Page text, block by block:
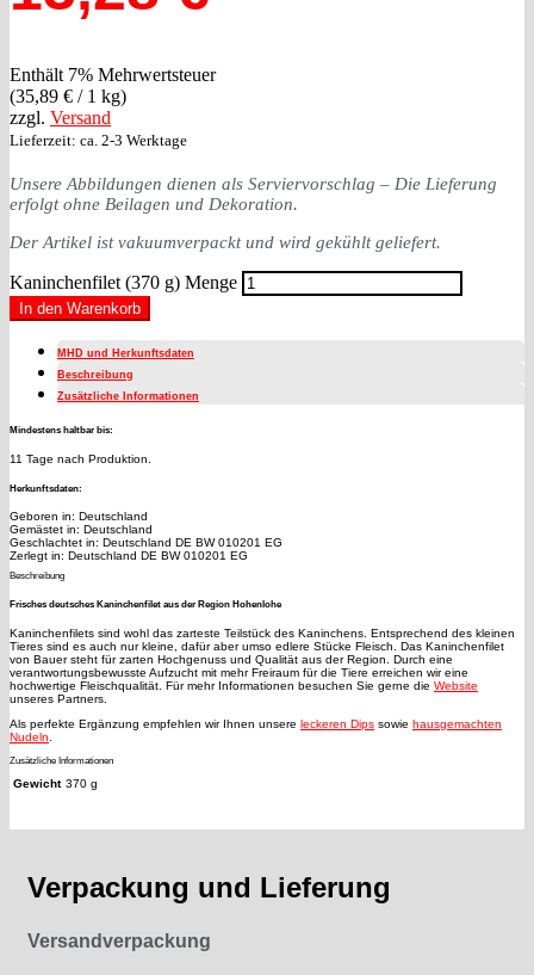
Enthält 7% Mehrwertsteuer
(35,89 € / 1 kg)
zzgl. Versand
Lieferzeit: ca. 2-3 Werktage
Unsere Abbildungen dienen als Serviervorschlag – Die Lieferung
erfolgt ohne Beilagen und Dekoration.
Der Artikel ist vakuumverpackt und wird gekühlt geliefert.
Kaninchenfilet (370 g) Menge
In den Warenkorb
MHD und Herkunftsdaten
Beschreibung
Zusätzliche Informationen
Mindestens haltbar bis:
11 Tage nach Produktion.
Herkunftsdaten:
Geboren in: Deutschland
Gemästet in: Deutschland
Geschlachtet in: Deutschland DE BW 010201 EG
Zerlegt in: Deutschland DE BW 010201 EG
Beschreibung
Frisches deutsches Kaninchenfilet aus der Region Hohenlohe
Kaninchenfilets sind wohl das zarteste Teilstück des Kaninchens. Entsprechend des kleinen
Tieres sind es auch nur kleine, dafür aber umso edlere Stücke Fleisch. Das Kaninchenfilet
von Bauer steht für zarten Hochgenuss und Qualität aus der Region. Durch eine
verantwortungsbewusste Aufzucht mit mehr Freiraum für die Tiere erreichen wir eine
hochwertige Fleischqualität. Für mehr Informationen besuchen Sie gerne die Website
unseres Partners.
Als perfekte Ergänzung empfehlen wir Ihnen unsere leckeren Dips sowie hausgemachten
Nudeln
Zusätzliche Informationen
Gewicht 370 g
Verpackung und Lieferung
Versandverpackung